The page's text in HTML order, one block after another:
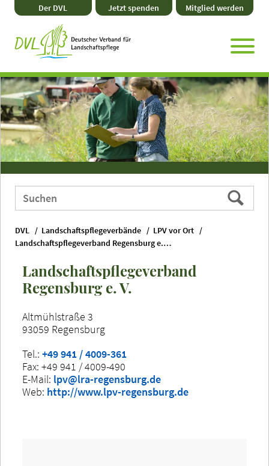
Direkt
zum
Zum
Hauptmenü
Zum
Seitenende
Zur
Website-
Der DVL Jetzt spenden Mitglied werden
Webauftritt
durchsuchen
Suchen
DVL Landschaftspflegeverbände
LPV vor Ort
Landschaftspflegeverband Regensburg e. V.
Landschaftspflegeverband
Regensburg e. V.
Altmühlstraße 3
93059 Regensburg
Tel.: +49 941 / 4009-361
Fax: +49 941 / 4009-490
E-Mail: lpv@lra-regensburg.de
Web: http://www.lpv-regensburg.de